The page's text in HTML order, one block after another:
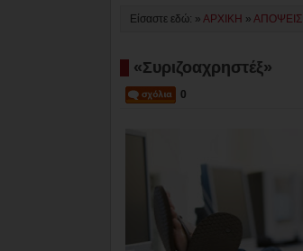
Είσαστε εδώ: » ΑΡΧΙΚΗ » ΑΠΟΨΕΙΣ
«Συριζοαχρηστέξ»
0